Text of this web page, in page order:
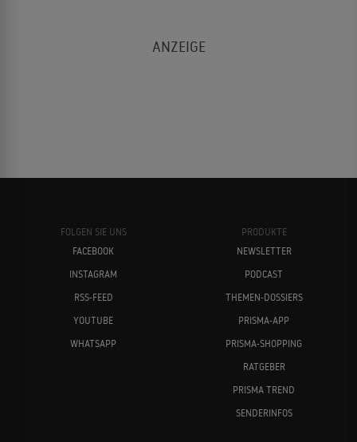
FOLGEN SIE UNS
FACEBOOK
INSTAGRAM
RSS-FEED
YOUTUBE
WHATSAPP
PRODUKTE
NEWSLETTER
PODCAST
THEMEN-DOSSIERS
PRISMA-APP
PRISMA-SHOPPING
RATGEBER
PRISMA TREND
SENDERINFOS